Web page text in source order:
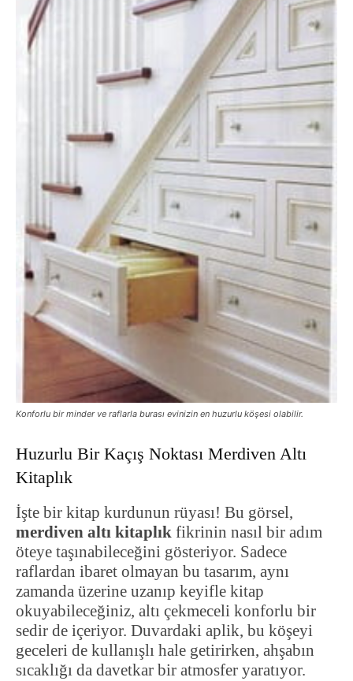
Konforlu bir minder ve raflarla burası evinizin en huzurlu köşesi olabilir.
Huzurlu Bir Kaçış Noktası Merdiven Altı
Kitaplık
İşte bir kitap kurdunun rüyası! Bu görsel,
merdiven altı kitaplık fikrinin nasıl bir adım
öteye taşınabileceğini gösteriyor. Sadece
raflardan ibaret olmayan bu tasarım, aynı
zamanda üzerine uzanıp keyifle kitap
okuyabileceğiniz, altı çekmeceli konforlu bir
sedir de içeriyor. Duvardaki aplik, bu köşeyi
geceleri de kullanışlı hale getirirken, ahşabın
sıcaklığı da davetkar bir atmosfer yaratıyor.